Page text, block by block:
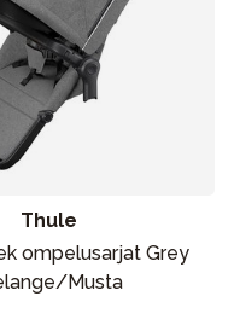
Thule
ompelusarjat Grey
Musta